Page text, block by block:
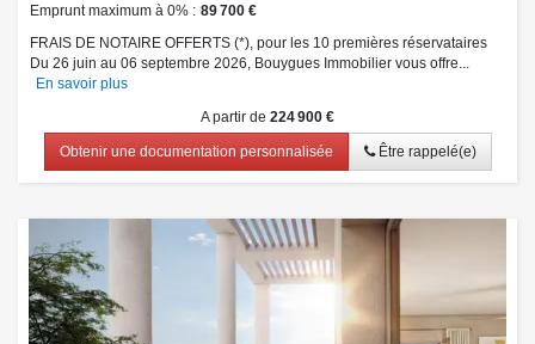
Emprunt maximum à 0%
89 700 €
FRAIS DE NOTAIRE OFFERTS (*), pour les 10 premières réservataires
Du 26 juin au 06 septembre 2026, Bouygues Immobilier vous offre...
En savoir plus
A partir de 224 900 €
Obtenir une documentation personnalisée Être rappelé(e)